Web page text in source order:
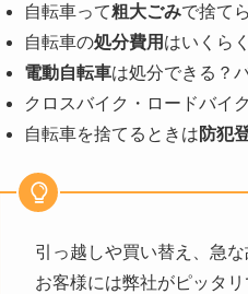
自転車って粗大ごみで捨て
自転車の処分費用 はいくら
電動自転車は処分できる？
クロスバイク・ロードバイ
自転車を捨てるときは 防犯
引っ越しや買い替え、急
お客様には弊社がピッタリ